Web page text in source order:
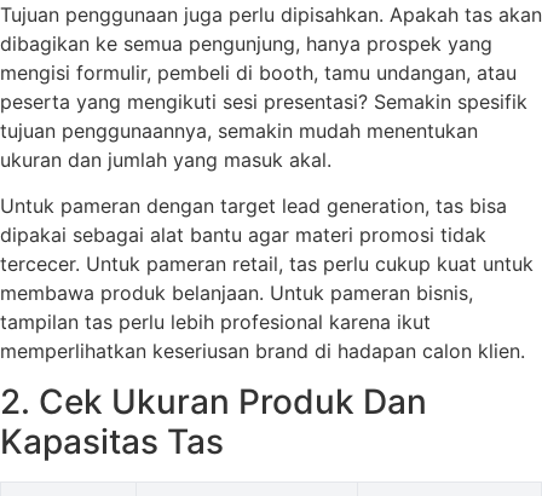
Tujuan penggunaan juga perlu dipisahkan. Apakah tas akan
dibagikan ke semua pengunjung, hanya prospek yang
mengisi formulir, pembeli di booth, tamu undangan, atau
peserta yang mengikuti sesi presentasi? Semakin spesifik
tujuan penggunaannya, semakin mudah menentukan
ukuran dan jumlah yang masuk akal.
Untuk pameran dengan target lead generation, tas bisa
dipakai sebagai alat bantu agar materi promosi tidak
tercecer. Untuk pameran retail, tas perlu cukup kuat untuk
membawa produk belanjaan. Untuk pameran bisnis,
tampilan tas perlu lebih profesional karena ikut
memperlihatkan keseriusan brand di hadapan calon klien.
2. Cek Ukuran Produk Dan
Kapasitas Tas